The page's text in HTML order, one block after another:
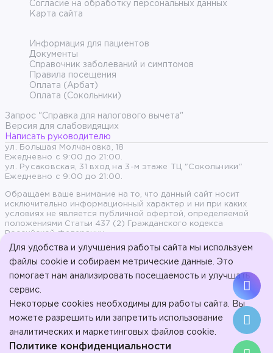
Согласие на обработку персональных данных
Карта сайта
Информация для пациентов
Документы
Справочник заболеваний и симптомов
Правила посещения
Оплата (Арбат)
Оплата (Сокольники)
Запрос "Справка для налогового вычета"
Версия для слабовидящих
Написать руководителю
ул. Большая Молчановка, 18
Ежедневно с 9:00 до 21:00.
ул. Русаковская, 31 вход на 3-м этаже ТЦ "Сокольники"
Ежедневно с 9:00 до 21:00.
Обращаем ваше внимание на то, что данный сайт носит
исключительно информационный характер и ни при каких
условиях не является публичной офертой, определяемой
положениями Статьи 437 (2) Гражданского кодекса
Российской Федерации.
Продолжая пользоваться сайтом, вы даете согласие на
конфиденциальности.
© 2017-2026, ООО «Стоматология на Арбате» - Эстетическая
стоматология на Арбате.
ООО "Стоматология в Сокольниках". Л041-01137-77/01023207 от
16 января 2024 г.
ИМЕЮТСЯ
Для удобства и улучшения работы сайта мы используем
файлы cookie и собираем метрические данные. Это
помогает нам анализировать посещаемость и улучшать
сервис.
Некоторые cookies необходимы для работы сайта. Вы
можете разрешить или запретить использование
аналитических и маркетинговых файлов cookie.
Политике конфиденциальности